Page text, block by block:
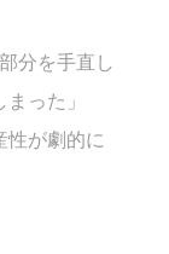
分を手直し
った」
性が劇的に